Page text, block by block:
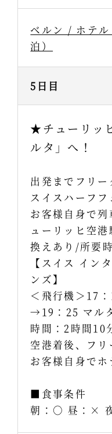
ベルン / ホテル
泊）
5日目
★チューリッ
ルタ」へ！
出発までフリー
スイスハーフフ
お客様自身で
ューリッヒ空
換えあり/所要
【スイス イン
ンズ】
＜飛行機＞17
→19：25 マル
時間：2時間10
空港着後、フリ
お客様自身でホ
■食事条件
朝：○ 昼：×